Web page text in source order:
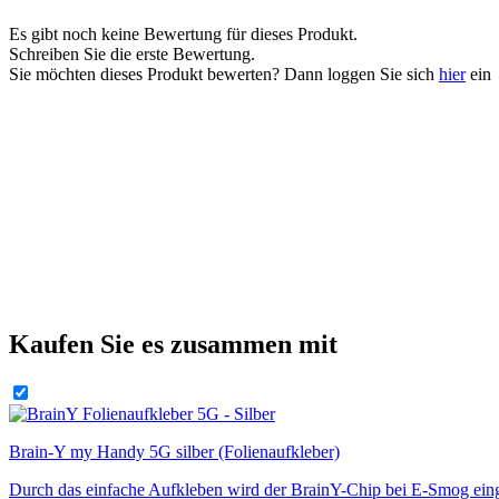
Es gibt noch keine Bewertung für dieses Produkt.
Schreiben Sie die erste Bewertung.
Sie möchten dieses Produkt bewerten? Dann loggen Sie sich hierein
Kaufen Sie es zusammen mit
Brain-Y my Handy 5G silber (Folienaufkleber)
Durch das einfache Aufkleben wird der BrainY-Chip bei E-Smog